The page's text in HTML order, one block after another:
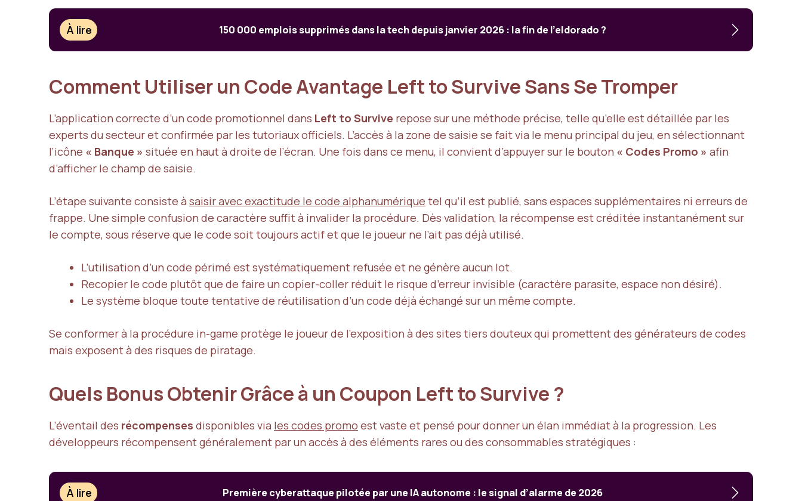
À lire 150 000 emplois supprimés dans la tech depuis janvier 2026 : la fin de l’eldorado ?
Comment Utiliser un Code Avantage Left to Survive Sans Se Tromper
L’application correcte d’un code promotionnel dans Left to Survive repose sur une méthode précise, telle qu’elle est détaillée par les
experts du secteur et confirmée par les tutoriaux officiels. L’accès à la zone de saisie se fait via le menu principal du jeu, en sélectionnant
l’icône « Banque » située en haut à droite de l’écran. Une fois dans ce menu, il convient d’appuyer sur le bouton « Codes Promo » afin
d’afficher le champ de saisie.
L’étape suivante consiste à saisir avec exactitude le code alphanumérique tel qu’il est publié, sans espaces supplémentaires ni erreurs de
frappe. Une simple confusion de caractère suffit à invalider la procédure. Dès validation, la récompense est créditée instantanément sur
le compte, sous réserve que le code soit toujours actif et que le joueur ne l’ait pas déjà utilisé.
L’utilisation d’un code périmé est systématiquement refusée et ne génère aucun lot.
Recopier le code plutôt que de faire un copier-coller réduit le risque d’erreur invisible (caractère parasite, espace non désiré).
Le système bloque toute tentative de réutilisation d’un code déjà échangé sur un même compte.
Se conformer à la procédure in-game protège le joueur de l’exposition à des sites tiers douteux qui promettent des générateurs de codes
mais exposent à des risques de piratage.
Quels Bonus Obtenir Grâce à un Coupon Left to Survive ?
L’éventail des récompenses disponibles via les codes promo est vaste et pensé pour donner un élan immédiat à la progression. Les
développeurs récompensent généralement par un accès à des éléments rares ou des consommables stratégiques :
À lire Première cyberattaque pilotée par une IA autonome : le signal d’alarme de 2026